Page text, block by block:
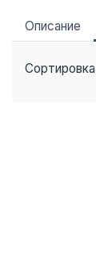
Описание
Сортировка